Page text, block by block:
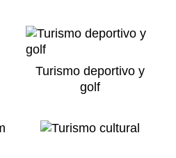
Turismo deportivo y
golf